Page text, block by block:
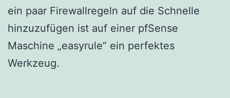
ein paar Firewallregeln auf die Schnelle
hinzuzufügen ist auf einer pfSense
Maschine „easyrule“ ein perfektes
Werkzeug.